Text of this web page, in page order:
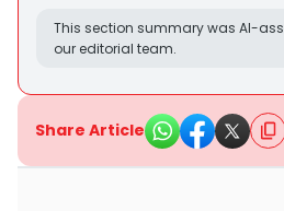
This section summary was AI-
our editorial team.
Share Article